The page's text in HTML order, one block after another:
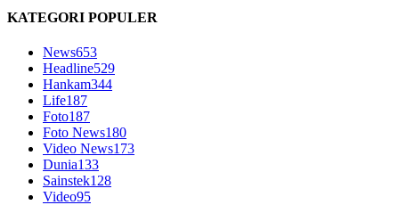
KATEGORI POPULER
News653
Headline529
Hankam344
Life187
Foto187
Foto News180
Video News173
Dunia133
Sainstek128
Video95